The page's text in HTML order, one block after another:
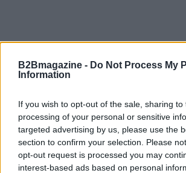
B2Bmagazine - Do Not Process My
Information
If you wish to opt-out of the sale, sharing
processing of your personal or sensitive
targeted advertising by us, please use the
section to confirm your selection. Please
opt-out request is processed you may
interest-based ads based on personal
AUTORE
AiAdhubMedia